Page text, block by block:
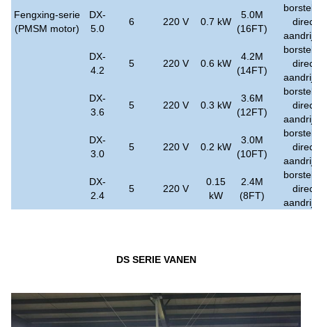
Fengxing-serie
(PMSM motor)
DX-
5.0
6 220 V 0.7 kW
5.0M
(16FT)
DX-
4.2
5 220 V 0.6 kW
4.2M
(14FT)
DX-
3.6
5 220 V 0.3 kW
3.6M
(12FT)
DX-
3.0
5 220 V 0.2 kW
3.0M
(10FT)
DX-
2.4
5 220 V
0.15
kW
2.4M
(8FT)
DS SERIE VANEN